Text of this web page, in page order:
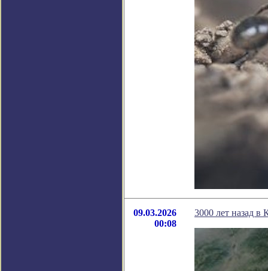
09.03.2026
00:08
3000 лет назад в